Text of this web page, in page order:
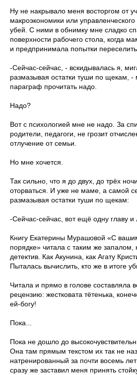
Ну не накрывало меня восторгом от
макроэкономики или
убей. С ними в обнимку мне сладко
поверхности рабочего стола, когда
и предпринимала попытки
-Сейчас-сейчас, - вскидывалась я,
размазывая остатки туши по щекам,
параграф прочитать надо.
Надо?
Вот с психологией мне не надо. За
родители, педагоги, не грозит
отлучение от семьи.
Но мне хочется.
Так сильно, что я до двух, до трёх
оторваться. И уже не маме, а самой
размазывая остатки туши по щекам:
-Сейчас-сейчас, вот ещё одну главу и
Книгу Екатерины Мурашовой «С
порядке» читала с таким же запалом,
детектив. Как Акунина, как Агату
Пыталась вычислить, кто же в итоге
Читала и прямо в голове составляла
рецензию: жестковата тётенька,
ей-богу!
Пока...
Пока не дошло до
Она там прямым текстом их так не
натренированный за почти восемь
сразу же заставил меня принять